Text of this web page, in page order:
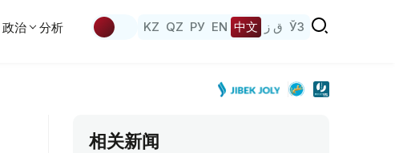
政治 分析 KZ QZ РУ EN 中文 ق ز ЎЗ
相关新闻